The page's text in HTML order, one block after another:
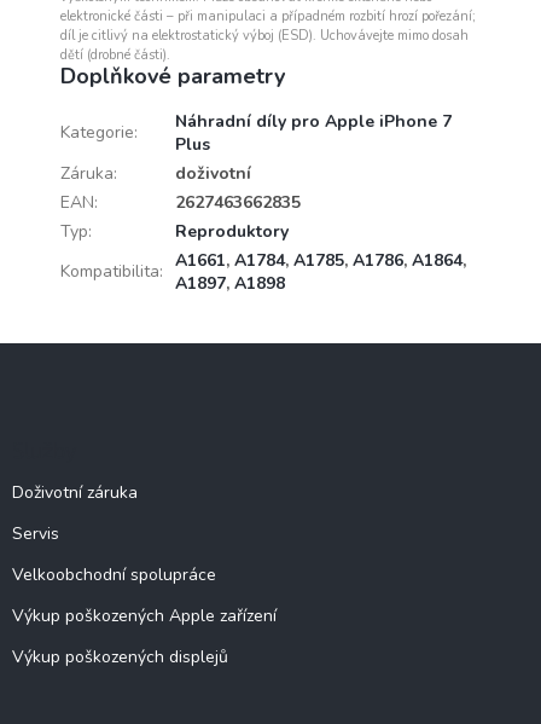
elektronické části – při manipulaci a případném rozbití hrozí pořezání;
díl je citlivý na elektrostatický výboj (ESD). Uchovávejte mimo dosah
dětí (drobné části).
Doplňkové parametry
Kategorie:
Náhradní díly pro Apple iPhone 7
Plus
Záruka:
doživotní
EAN:
2627463662835
Typ:
Reproduktory
Kompatibilita: A1661, A1784, A1785, A1786, A1864,
A1897, A1898
Doživotní záruka
Servis
Velkoobchodní spolupráce
Výkup poškozených Apple zařízení
Výkup poškozených displejů